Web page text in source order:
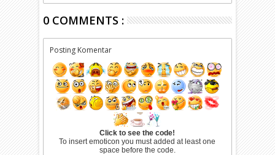
0 COMMENTS :
Posting Komentar
Click to see the code!
To insert emoticon you must added at least one
space before the code.